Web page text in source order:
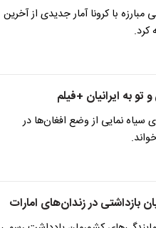
با کرونا آمار جدیدی از آخرین
کرد.
به ایرانیان +فیلم
سیاه نمایی از وضع افغان‌ها در
بازداشتی در زندان‌های امارات